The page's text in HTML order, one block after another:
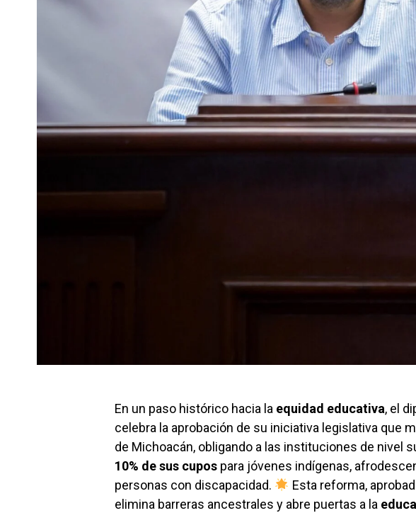
En un paso histórico hacia la equidad educativa, el
celebra la aprobación de su iniciativa legislativa que
de Michoacán, obligando a las instituciones de nivel
10% de sus cupos para jóvenes indígenas,
personas con discapacidad.
Esta reforma,
elimina barreras ancestrales y abre puertas a la